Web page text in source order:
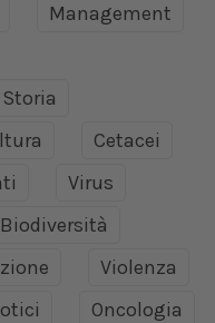
Management
Storia
Cetacei
Virus
Biodiversità
Violenza
Oncologia